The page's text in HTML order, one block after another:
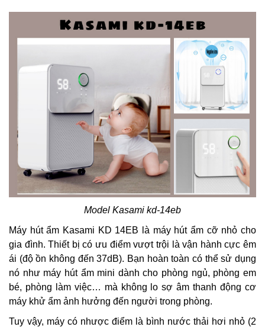
Model Kasami kd-14eb
Máy hút ẩm Kasami KD 14EB là máy hút ẩm cỡ nhỏ cho
gia đình. Thiết bị có ưu điểm vượt trội là vận hành cực êm
ái (độ ồn không đến 37dB). Bạn hoàn toàn có thể sử dụng
nó như máy hút ẩm mini dành cho phòng ngủ, phòng em
bé, phòng làm việc… mà không lo sợ âm thanh động cơ
máy khử ẩm ảnh hưởng đến người trong phòng.
Tuy vậy, máy có nhược điểm là bình nước thải hơi nhỏ (2